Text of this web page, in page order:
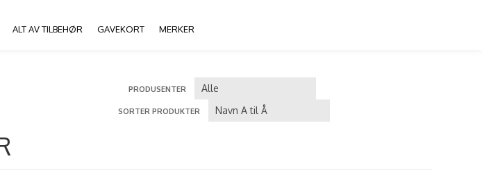
ALT AV TILBEHØR GAVEKORT MERKER
PRODUSENTER
SORTER PRODUKTER